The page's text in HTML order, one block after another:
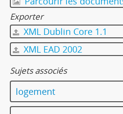
Exporter
XML Dublin Core 1.1
XML EAD 2002
Sujets associés
logement